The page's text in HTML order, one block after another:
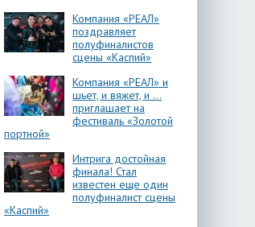
Компания «РЕАЛ»
поздравляет
полуфиналистов
сцены «Каспий»
Компания «РЕАЛ» и
шьет, и вяжет, и …
приглашает на
фестиваль «Золотой
портной»
Интрига достойная
финала! Стал
известен еще один
полуфиналист сцены
«Каспий»